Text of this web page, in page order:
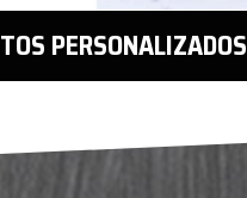
PERSONALIZADOS